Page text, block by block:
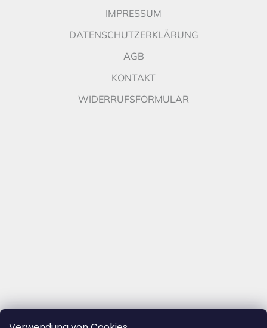
IMPRESSUM
DATENSCHUTZERKLÄRUNG
AGB
KONTAKT
WIDERRUFSFORMULAR